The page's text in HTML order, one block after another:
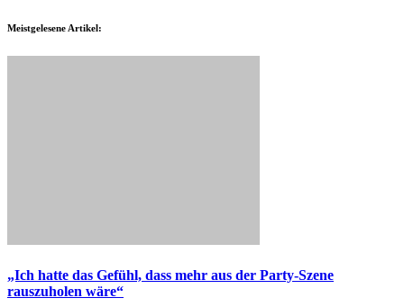
Meistgelesene Artikel:
„Ich hatte das Gefühl, dass mehr aus der Party-Szene
rauszuholen wäre“